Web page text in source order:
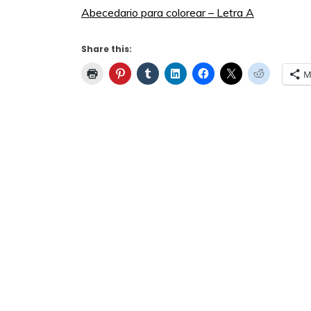
Abecedario para colorear – Letra A
Share this: